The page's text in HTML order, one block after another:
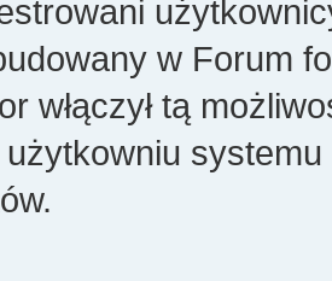
w Forum
włączył tą
użytkowniu